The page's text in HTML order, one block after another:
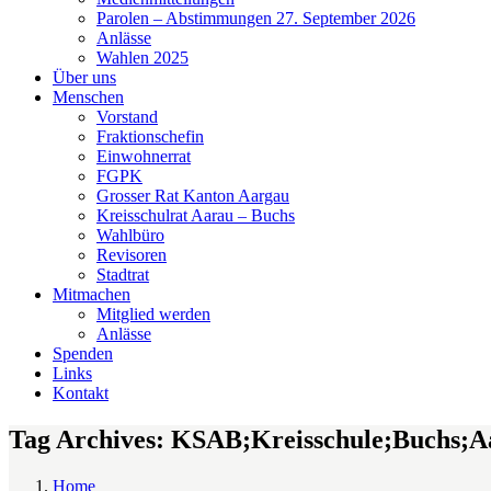
Parolen – Abstimmungen 27. September 2026
Anlässe
Wahlen 2025
Über uns
Menschen
Vorstand
Fraktionschefin
Einwohnerrat
FGPK
Grosser Rat Kanton Aargau
Kreisschulrat Aarau – Buchs
Wahlbüro
Revisoren
Stadtrat
Mitmachen
Mitglied werden
Anlässe
Spenden
Links
Kontakt
Tag Archives:
Home